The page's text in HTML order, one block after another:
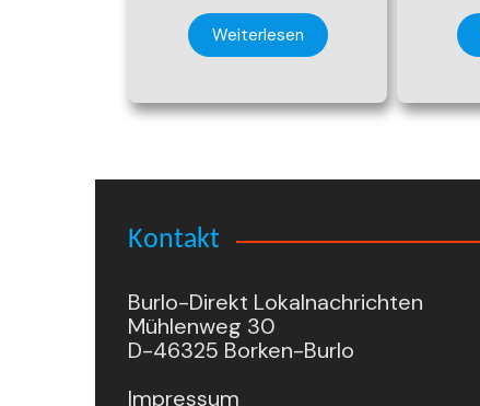
Weiterlesen
Kontakt
Burlo-Direkt Lokalnachrichten
Mühlenweg 30
D-46325 Borken-Burlo
Impressum